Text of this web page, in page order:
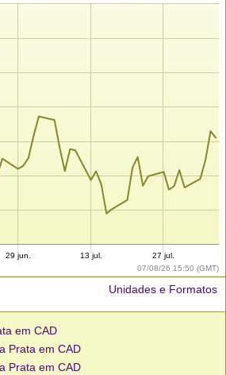
07/08/26 15:50 (GMT)
29 jun. 13 jul. 27 jul.
Unidades e Formatos
em CAD
Prata em CAD
Prata em CAD